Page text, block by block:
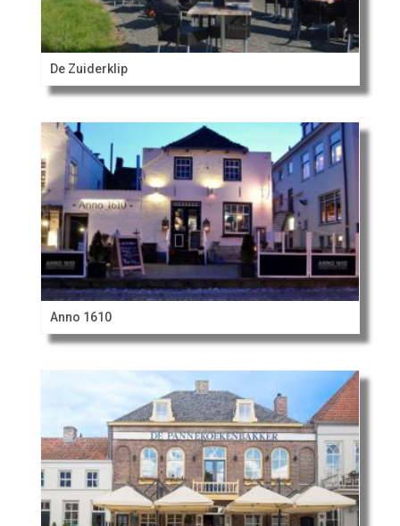
De Zuiderklip
Anno 1610